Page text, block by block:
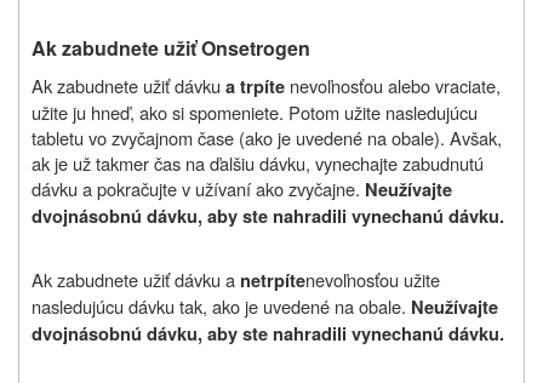
Ak zabudnete užiť Onsetrogen
Ak zabudnete užiť dávku a trpíte nevoľnosťou alebo vraciate,
užite ju hneď, ako si spomeniete. Potom užite nasledujúcu
tabletu vo zvyčajnom čase (ako je uvedené na obale). Avšak,
ak je už takmer čas na ďalšiu dávku, vynechajte zabudnutú
dávku a pokračujte v užívaní ako zvyčajne. Neužívajte
dvojnásobnú dávku, aby ste nahradili vynechanú dávku.
Ak zabudnete užiť dávku a netrpítenevoľnosťou užite
nasledujúcu dávku tak, ako je uvedené na obale. Neužívajte
dvojnásobnú dávku, aby ste nahradili vynechanú dávku.